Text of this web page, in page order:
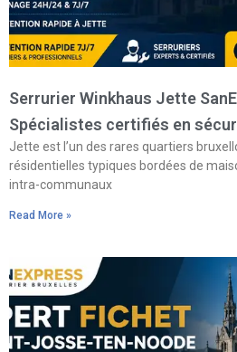
Serrurier Winkhaus Jette
Spécialistes certifiés en
Jette est l’un des rares quartiers
résidentielles typiques bordées de
intra-communaux
Read More »